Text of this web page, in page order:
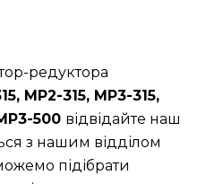
редуктора
МР2-315, МР3-315,
500 відвідайте наш
з нашим відділом
підібрати